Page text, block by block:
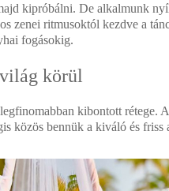
kipróbálni. De alkalmunk
zenei ritmusoktól kezdve a
fogásokig.
körül
kibontott rétege.
közös bennük a kiváló és friss